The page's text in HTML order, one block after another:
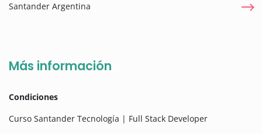
Santander Argentina
Más información
Condiciones
Curso Santander Tecnología | Full Stack Developer